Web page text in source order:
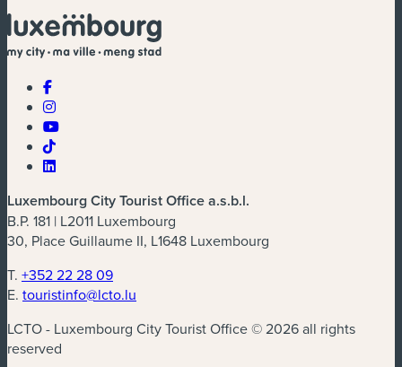
Luxembourg City Tourist Office a.s.b.l.
B.P. 181 | L2011 Luxembourg
30, Place Guillaume II, L1648 Luxembourg
T. +352 22 28 09
E. touristinfo@lcto.lu
LCTO - Luxembourg City Tourist Office © 2026 all rights
reserved